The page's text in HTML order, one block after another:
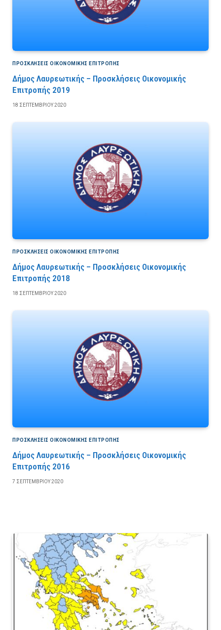
ΠΡΟΣΚΛΉΣΕΙΣ ΟΙΚΟΝΟΜΙΚΉΣ ΕΠΙΤΡΟΠΉΣ
Δήμος Λαυρεωτικής – Προσκλήσεις Οικονομικής
Επιτροπής 2019
18 ΣΕΠΤΕΜΒΡΊΟΥ 2020
ΠΡΟΣΚΛΉΣΕΙΣ ΟΙΚΟΝΟΜΙΚΉΣ ΕΠΙΤΡΟΠΉΣ
Δήμος Λαυρεωτικής – Προσκλήσεις Οικονομικής
Επιτροπής 2018
18 ΣΕΠΤΕΜΒΡΊΟΥ 2020
ΠΡΟΣΚΛΉΣΕΙΣ ΟΙΚΟΝΟΜΙΚΉΣ ΕΠΙΤΡΟΠΉΣ
Δήμος Λαυρεωτικής – Προσκλήσεις Οικονομικής
Επιτροπής 2016
7 ΣΕΠΤΕΜΒΡΊΟΥ 2020